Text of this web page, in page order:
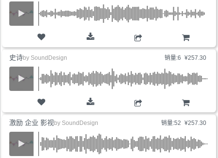
销量:6 ¥257.30
史诗by SoundDesign
销量:52 ¥257.30
激励 企业 影视 by SoundDesign